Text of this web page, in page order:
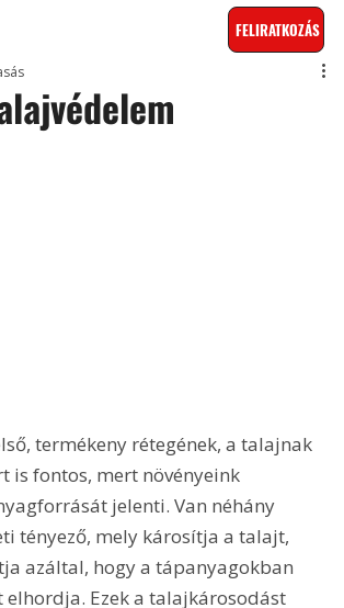
FELIRATKOZÁS
termékeny rétegének, a talajnak
is fontos, mert növényeink
jelenti. Van néhány
tényező, mely károsítja a talajt,
azáltal, hogy a tápanyagokban
elhordja. Ezek a talajkárosodást